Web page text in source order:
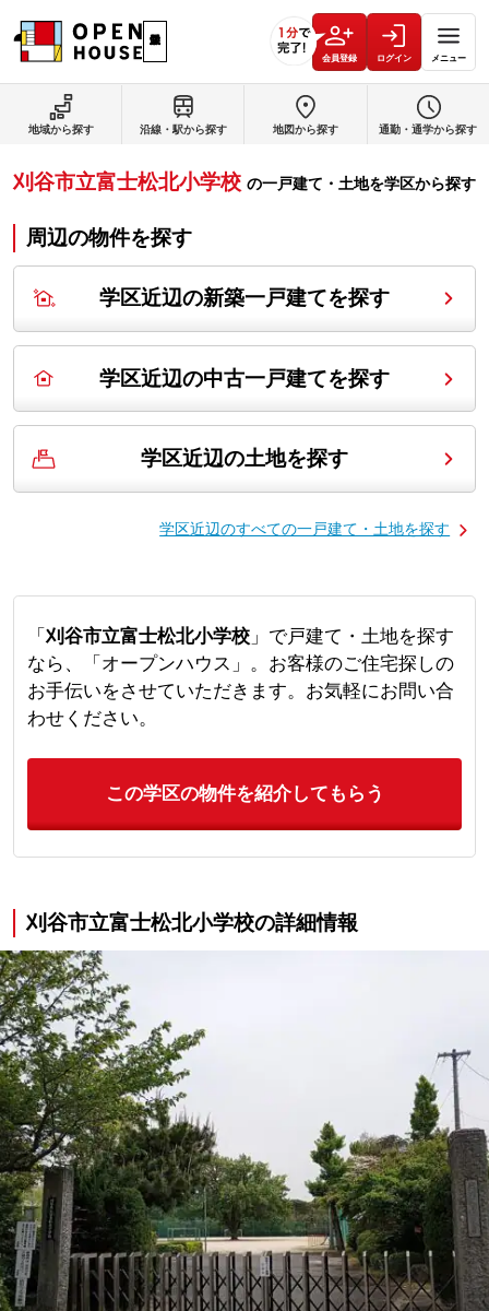
会員登録 ログイン メニュー
地域から探す 沿線・駅から探す 地図から探す 通勤・通学から探す
刈谷市立富士松北小学校 の一戸建て・土地を学区から探す
周辺の物件を探す
学区近辺の新築一戸建てを探す
学区近辺の中古一戸建てを探す
学区近辺の土地を探す
学区近辺のすべての一戸建て・土地を探す
「刈谷市立富士松北小学校」で戸建て・土地を探す
なら、「オープンハウス」。お客様のご住宅探しの
お手伝いをさせていただきます。お気軽にお問い合
わせください。
この学区の物件を紹介してもらう
刈谷市立富士松北小学校の詳細情報